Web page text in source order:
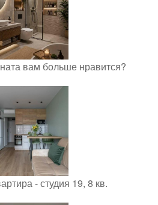
вам больше нравится?
- студия 19, 8 кв.